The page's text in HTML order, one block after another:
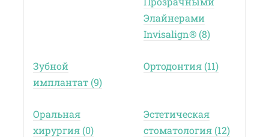
Элайнерами
Invisalign® (8)
Зубной
имплантат (9)
Ортодонтия (11)
Оральная
хирургия (0)
Эстетическая
стоматология (12)